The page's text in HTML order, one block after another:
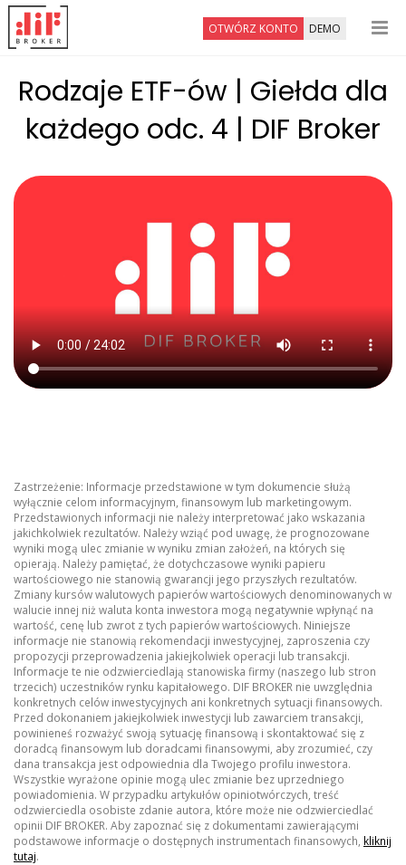
OTWÓRZ KONTO DEMO
Rodzaje ETF-ów | Giełda dla
każdego odc. 4 | DIF Broker
Zastrzeżenie: Informacje przedstawione w tym dokumencie służą
wyłącznie celom informacyjnym, finansowym lub marketingowym.
Przedstawionych informacji nie należy interpretować jako wskazania
jakichkolwiek rezultatów. Należy wziąć pod uwagę, że prognozowane
wyniki mogą ulec zmianie w wyniku zmian założeń, na których się
opierają. Należy pamiętać, że dotychczasowe wyniki papieru
wartościowego nie stanowią gwarancji jego przyszłych rezultatów.
Zmiany kursów walutowych papierów wartościowych denominowanych w
walucie innej niż waluta konta inwestora mogą negatywnie wpłynąć na
wartość, cenę lub zwrot z tych papierów wartościowych. Niniejsze
informacje nie stanowią rekomendacji inwestycyjnej, zaproszenia czy
propozycji przeprowadzenia jakiejkolwiek operacji lub transakcji.
Informacje te nie odzwierciedlają stanowiska firmy (naszego lub stron
trzecich) uczestników rynku kapitałowego. DIF BROKER nie uwzględnia
konkretnych celów inwestycyjnych ani konkretnych sytuacji finansowych.
Przed dokonaniem jakiejkolwiek inwestycji lub zawarciem transakcji,
powinieneś rozważyć swoją sytuację finansową i skontaktować się z
doradcą finansowym lub doradcami finansowymi, aby zrozumieć, czy
dana transakcja jest odpowiednia dla Twojego profilu inwestora.
Wszystkie wyrażone opinie mogą ulec zmianie bez uprzedniego
powiadomienia. W przypadku artykułów opiniotwórczych, treść
odzwierciedla osobiste zdanie autora, które może nie odzwierciedlać
opinii DIF BROKER. Aby zapoznać się z dokumentami zawierającymi
podstawowe informacje o dostępnych instrumentach finansowych, kliknij
tutaj.